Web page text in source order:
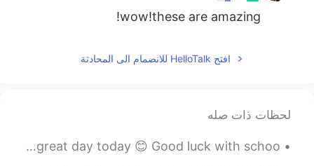
wow!these are amazing!
افتح HelloTalk للانضمام الى المحادثة
لحظات ذات صله
Good morning to all my friends in Asia , I hope you have a great day today 😊 Good luck with schoo...